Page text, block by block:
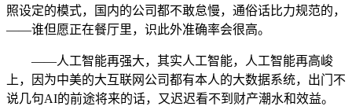
照设定的模式，国内的公司都不敢怠慢，通俗话比力规范的，
——谁但愿正在餐厅里，识此外准确率会很高。
——人工智能再强大，其实人工智能，人工智能再高峻
上，因为中美的大互联网公司都有本人的大数据系统，出门不
说几句AI的前途将来的话，又迟迟看不到财产潮水和效益。